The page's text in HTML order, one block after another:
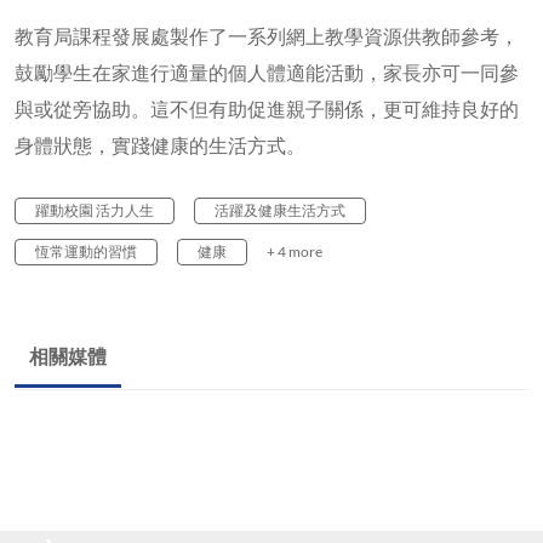
教育局課程發展處製作了一系列網上教學資源供教師參考，
鼓勵學生在家進行適量的個人體適能活動，家長亦可一同參
與或從旁協助。這不但有助促進親子關係，更可維持良好的
身體狀態，實踐健康的生活方式。
躍動校園 活力人生 活躍及健康生活方式
恆常運動的習慣 健康 + 4 more
相關媒體